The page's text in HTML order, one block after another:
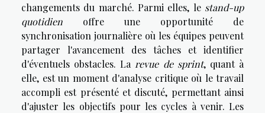
changements du marché. Parmi elles, le stand-up
quotidien offre une opportunité de
synchronisation journalière où les équipes peuvent
partager l'avancement des tâches et identifier
d'éventuels obstacles. La revue de sprint, quant à
elle, est un moment d'analyse critique où le travail
accompli est présenté et discuté, permettant ainsi
d'ajuster les objectifs pour les cycles à venir. Les